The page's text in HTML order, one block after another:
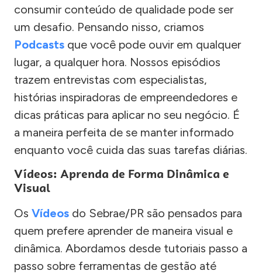
consumir conteúdo de qualidade pode ser
um desafio. Pensando nisso, criamos
Podcasts que você pode ouvir em qualquer
lugar, a qualquer hora. Nossos episódios
trazem entrevistas com especialistas,
histórias inspiradoras de empreendedores e
dicas práticas para aplicar no seu negócio. É
a maneira perfeita de se manter informado
enquanto você cuida das suas tarefas diárias.
Vídeos: Aprenda de Forma Dinâmica e
Visual
Os Vídeos do Sebrae/PR são pensados para
quem prefere aprender de maneira visual e
dinâmica. Abordamos desde tutoriais passo a
passo sobre ferramentas de gestão até